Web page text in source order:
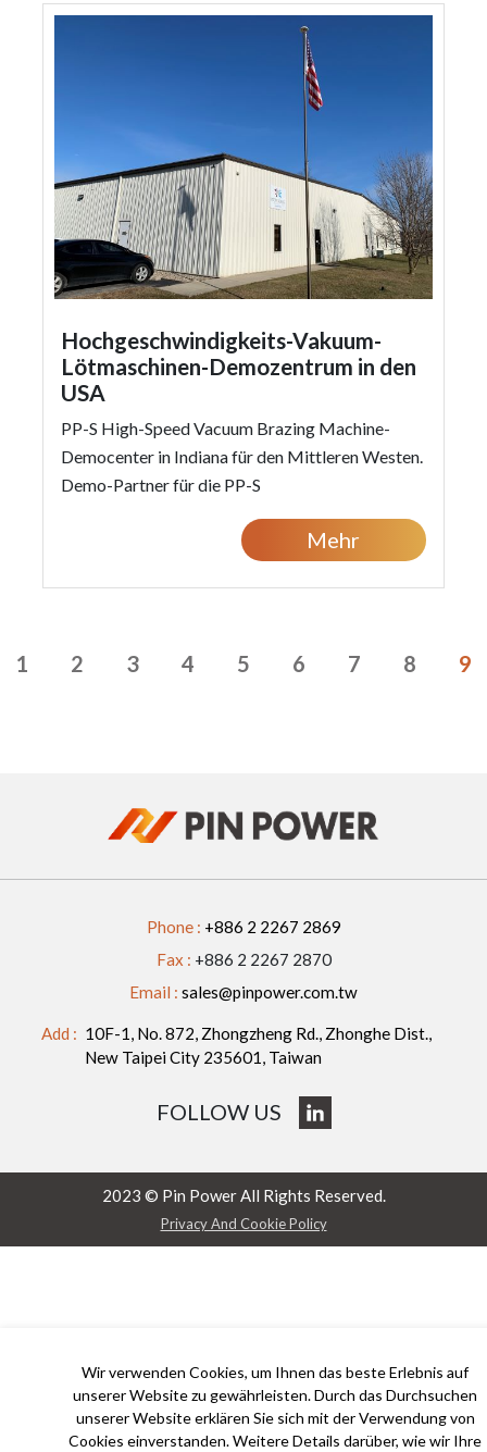
Hochgeschwindigkeits-Vakuum-
Lötmaschinen-Demozentrum in den
USA
PP-S High-Speed Vacuum Brazing Machine-
Democenter in Indiana für den Mittleren Westen.
Demo-Partner für die PP-S
Mehr
1 2 3 4 5 6 7 8 9
Phone : +886 2 2267 2869
Fax : +886 2 2267 2870
Email : sales@pinpower.com.tw
Add : 10F-1, No. 872, Zhongzheng Rd., Zhonghe Dist.,
New Taipei City 235601, Taiwan
FOLLOW US
2023 © Pin Power All Rights Reserved.
Privacy And Cookie Policy
Wir verwenden Cookies, um Ihnen das beste Erlebnis auf
unserer Website zu gewährleisten. Durch das Durchsuchen
unserer Website erklären Sie sich mit der Verwendung von
Cookies einverstanden. Weitere Details darüber, wie wir Ihre